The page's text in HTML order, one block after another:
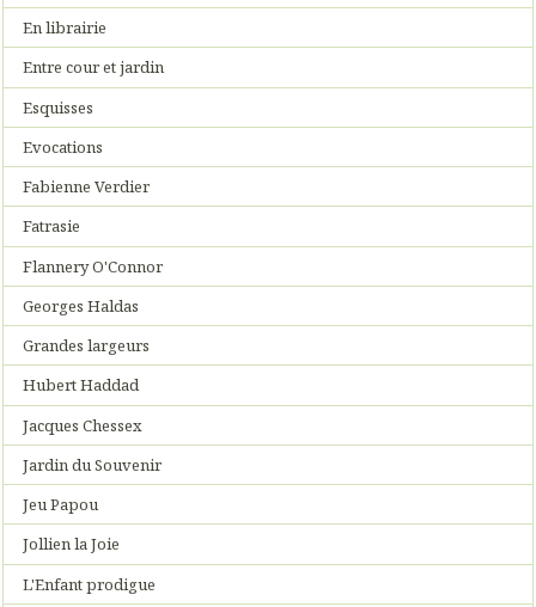
En librairie
Entre cour et jardin
Esquisses
Evocations
Fabienne Verdier
Fatrasie
Flannery O'Connor
Georges Haldas
Grandes largeurs
Hubert Haddad
Jacques Chessex
Jardin du Souvenir
Jeu Papou
Jollien la Joie
L'Enfant prodigue